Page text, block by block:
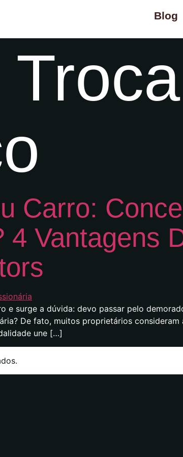
Blog
Carro:
4 Vantagens
e surge a dúvida: devo passar pelo
De fato, muitos proprietários
une […]